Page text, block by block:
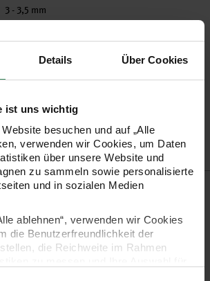
Details Über Cookies
ist uns wichtig
besuchen und auf „Alle
verwenden wir Cookies, um Daten
über unsere Website und
zu sammeln sowie personalisierte
und in sozialen Medien
ablehnen“, verwenden wir Cookies
die Benutzerfreundlichkeit der
die Reichweite im Rahmen
3 - 3,5 mm
Spuma besteht aus 3
wodurch das fertige